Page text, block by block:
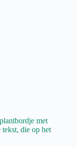
met
die op het